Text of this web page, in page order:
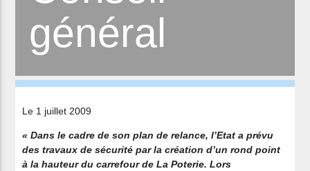
général
Le 1 juillet 2009
« Dans le cadre de son plan de relance, l’Etat a prévu
des travaux de sécurité par la création d’un rond point
à la hauteur du carrefour de La Poterie. Lors